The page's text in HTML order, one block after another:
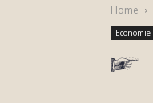
Home
Economie